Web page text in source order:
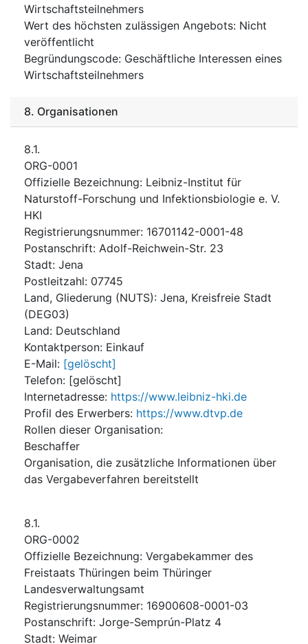
Wirtschaftsteilnehmers
Wert des höchsten zulässigen Angebots: Nicht
veröffentlicht
Begründungscode: Geschäftliche Interessen eines
Wirtschaftsteilnehmers
8. Organisationen
8.1.
ORG-0001
Offizielle Bezeichnung: Leibniz-Institut für
Naturstoff-Forschung und Infektionsbiologie e. V.
HKI
Registrierungsnummer: 16701142-0001-48
Postanschrift: Adolf-Reichwein-Str. 23
Stadt: Jena
Postleitzahl: 07745
Land, Gliederung (NUTS): Jena, Kreisfreie Stadt
(DEG03)
Land: Deutschland
Kontaktperson: Einkauf
E-Mail: [gelöscht]
Telefon: [gelöscht]
Internetadresse: https://www.leibniz-hki.de
Profil des Erwerbers: https://www.dtvp.de
Rollen dieser Organisation:
Beschaffer
Organisation, die zusätzliche Informationen über
das Vergabeverfahren bereitstellt
8.1.
ORG-0002
Offizielle Bezeichnung: Vergabekammer des
Freistaats Thüringen beim Thüringer
Landesverwaltungsamt
Registrierungsnummer: 16900608-0001-03
Postanschrift: Jorge-Semprún-Platz 4
Stadt: Weimar